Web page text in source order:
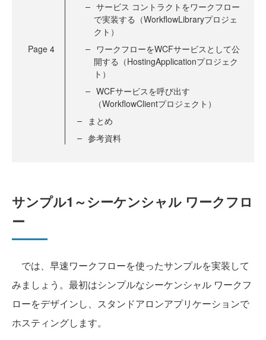
Page 4
サービス コントラクトをワークフロー
で実装する（WorkflowLibraryプロジェ
クト）
ワークフローをWCFサービスとして公
開する（HostingApplicationプロジェク
ト）
WCFサービスを呼び出す
（WorkflowClientプロジェクト）
まとめ
参考資料
サンプル1～シーケンシャル ワークフロ
ー
では、早速ワークフローを使ったサンプルを実装して
みましょう。最初はシンプルなシーケンシャル ワークフ
ローをデザインし、スタンドアロンアプリケーションで
ホスティングします。